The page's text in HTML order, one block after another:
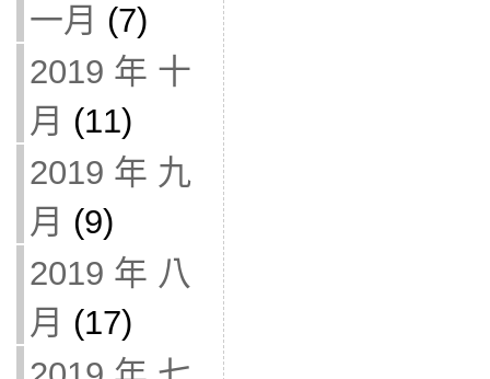
一月 (7)
2019 年 十
月 (11)
2019 年 九
月 (9)
2019 年 八
月 (17)